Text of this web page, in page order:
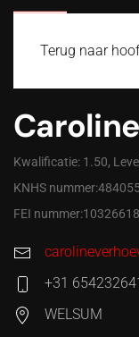
Terug naar
Kwalificatie: 1.50,
KNHS
FEI nummer:10326618
+31
WELSUM